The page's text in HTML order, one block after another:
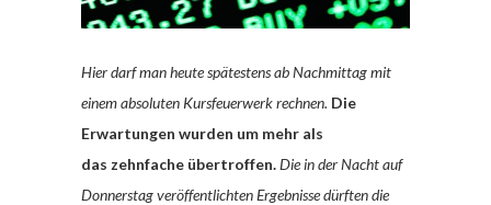
Hier darf man heute spätestens ab Nachmittag mit
einem absoluten Kursfeuerwerk rechnen. Die
Erwartungen wurden um mehr als
das zehnfache übertroffen.Die in der Nacht auf
Donnerstag veröffentlichten Ergebnisse dürften die